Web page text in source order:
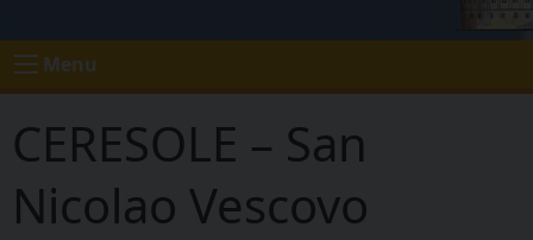
Menu
CERESOLE – San
Nicolao Vescovo